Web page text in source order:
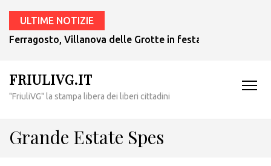
ULTIME NOTIZIE
Ferragosto, Villanova delle Grotte in festa per
FRIULIVG.IT
"FriuliVG" la stampa libera dei liberi cittadini
Grande Estate Spes